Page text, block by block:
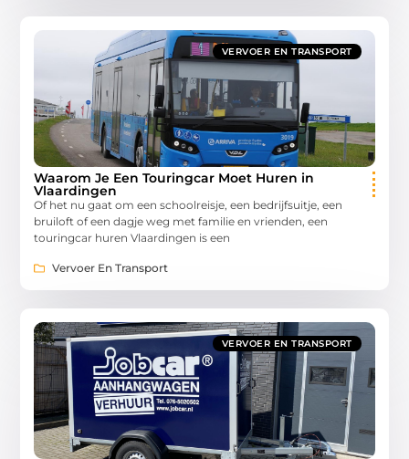
VERVOER EN TRANSPORT
Waarom Je Een Touringcar Moet Huren in
Vlaardingen
Of het nu gaat om een schoolreisje, een bedrijfsuitje, een
bruiloft of een dagje weg met familie en vrienden, een
touringcar huren Vlaardingen is een
Vervoer En Transport
VERVOER EN TRANSPORT